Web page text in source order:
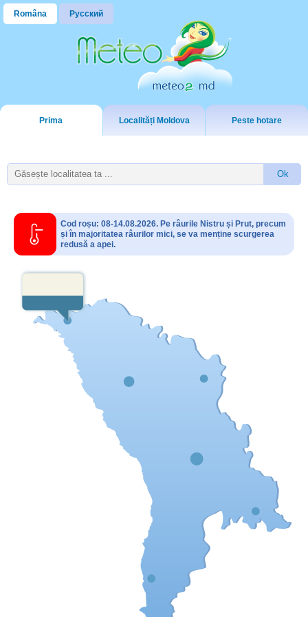
Româna Русский
Prima Localități Moldova Peste hotare
Cod roșu: 08-14.08.2026. Pe râurile Nistru și Prut, precum
și în majoritatea râurilor mici, se va menține scurgerea
redusă a apei.